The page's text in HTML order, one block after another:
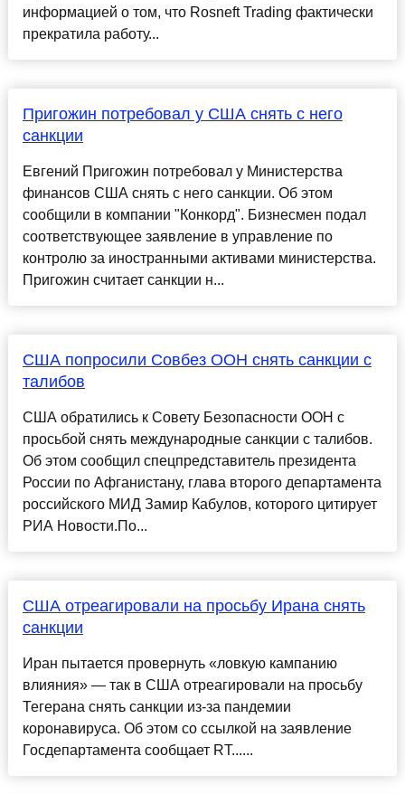
информацией о том, что Rosneft Trading фактически
прекратила работу...
Пригожин потребовал у США снять с него
санкции
Евгений Пригожин потребовал у Министерства
финансов США снять с него санкции. Об этом
сообщили в компании "Конкорд". Бизнесмен подал
соответствующее заявление в управление по
контролю за иностранными активами министерства.
Пригожин считает санкции н...
США попросили Совбез ООН снять санкции с
талибов
США обратились к Совету Безопасности ООН с
просьбой снять международные санкции с талибов.
Об этом сообщил спецпредставитель президента
России по Афганистану, глава второго департамента
российского МИД Замир Кабулов, которого цитирует
РИА Новости.По...
США отреагировали на просьбу Ирана снять
санкции
Иран пытается провернуть «ловкую кампанию
влияния» — так в США отреагировали на просьбу
Тегерана снять санкции из-за пандемии
коронавируса. Об этом со ссылкой на заявление
Госдепартамента сообщает RT......